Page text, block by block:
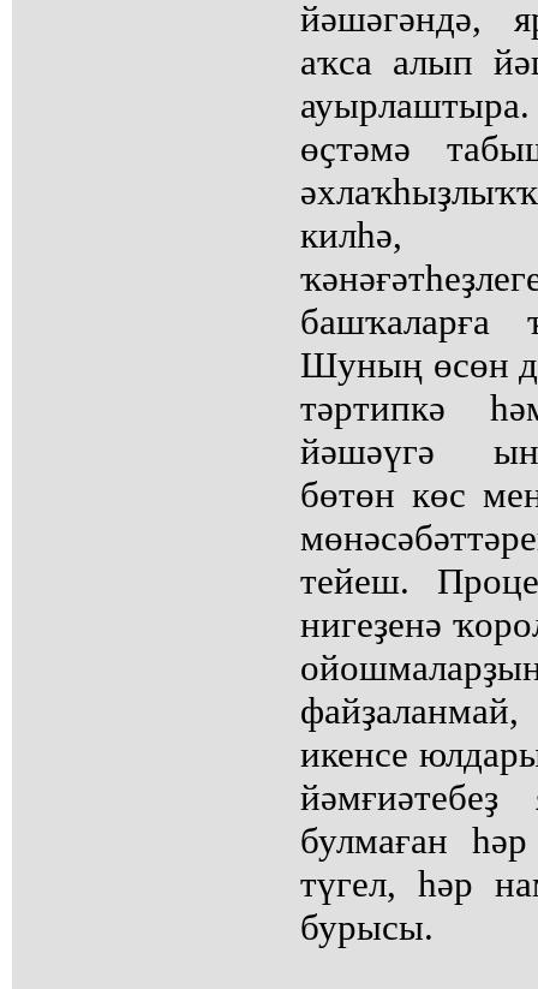
йәшәгәндә,
аҡса алып
өҫтәмә
килһә,
башҡаларға
Шуның өсөн
тәртипкә
йәшәүгә
бөтөн көс
тейеш.
нигеҙенә
икенсе
булмаған
түгел, һәр
бурысы.